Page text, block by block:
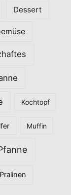
Dessert
Kochtopf
Muffin
Pralinen